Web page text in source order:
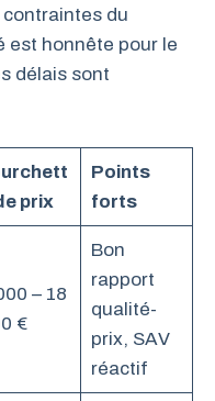
du
est honnête pour le
délais sont
prix
Points
forts
– 18
€
Bon
rapport
qualité-
prix, SAV
réactif